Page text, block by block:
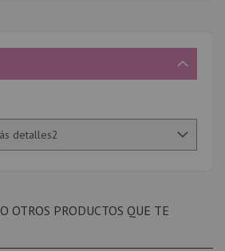
detalles2
OTROS PRODUCTOS QUE TE